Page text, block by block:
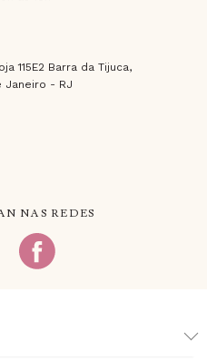
115E2 Barra da Tijuca,
Janeiro - RJ
NAS REDES